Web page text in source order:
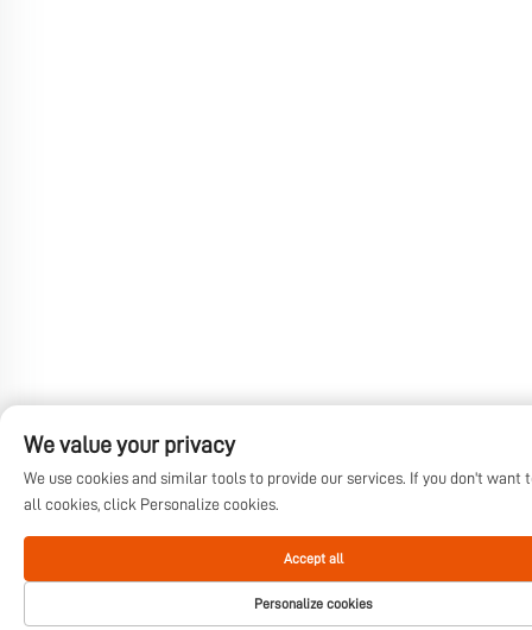
We value your privacy
We use cookies and similar tools to provide our services. If you don't want
all cookies, click Personalize cookies.
Personalize cookies
Accept all